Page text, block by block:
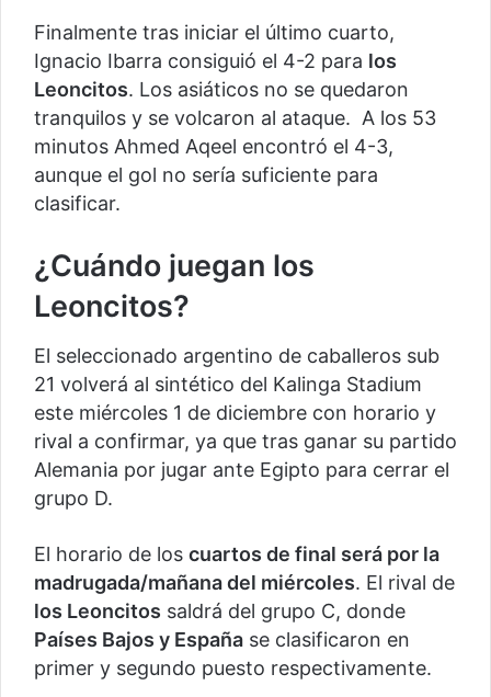
Finalmente tras iniciar el último cuarto,
Ignacio Ibarra consiguió el 4-2 para los
Leoncitos. Los asiáticos no se quedaron
tranquilos y se volcaron al ataque. A los 53
minutos Ahmed Aqeel encontró el 4-3,
aunque el gol no sería suficiente para
clasificar.
¿Cuándo juegan los
Leoncitos?
El seleccionado argentino de caballeros sub
21 volverá al sintético del Kalinga Stadium
este miércoles 1 de diciembre con horario y
rival a confirmar, ya que tras ganar su partido
Alemania por jugar ante Egipto para cerrar el
grupo D.
El horario de los cuartos de final será por la
madrugada/mañana del miércoles. El rival de
los Leoncitos saldrá del grupo C, donde
Países Bajos y España se clasificaron en
primer y segundo puesto respectivamente.